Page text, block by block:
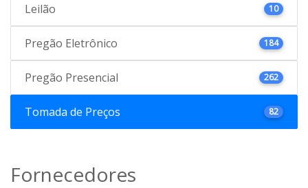
Leilão 10
Pregão Eletrônico 184
Pregão Presencial 262
Tomada de Preços 82
Fornecedores